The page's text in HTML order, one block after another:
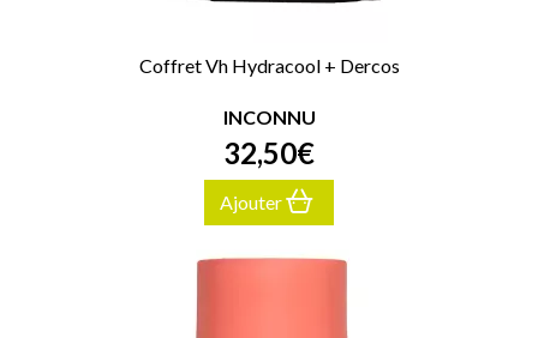
Coffret Vh Hydracool + Dercos
INCONNU
32,50€
Ajouter